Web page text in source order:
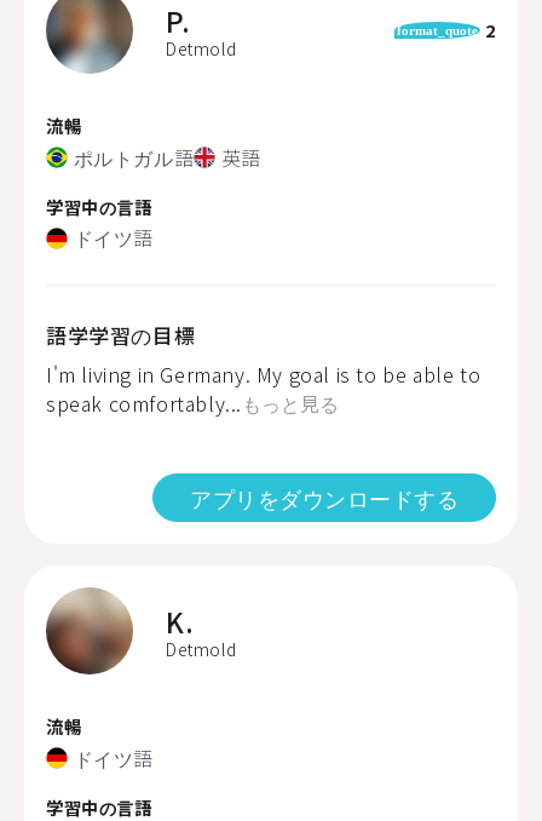
P.
Detmold
format_quote 2
流暢
ポルトガル語 英語
学習中の言語
ドイツ語
語学学習の目標
I'm living in Germany. My goal is to be able to
speak comfortably... もっと見る
アプリをダウンロードする
K.
Detmold
流暢
ドイツ語
学習中の言語